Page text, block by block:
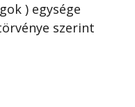
) egysége
szerint